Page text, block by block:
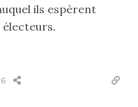
ils espèrent